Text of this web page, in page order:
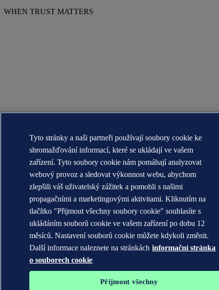
WHEN TRUST MATTERS
Tyto stránky a naši partneři používají soubory cookie ke
shromažďování informací, které se ukládají ve vašem
zařízení. Tyto soubory cookie nám pomáhají analyzovat
webový provoz a sledovat výkonnost webu, abychom
zlepšili váš uživatelský zážitek a pomohli s našimi
propagačními a marketingovými aktivitami. Kliknutím na
tlačítko "Přijmout všechny soubory cookie" souhlasíte s
ukládáním souborů cookie ve vašem zařízení po dobu 12
měsíců. Nastavení souborů cookie můžete kdykoli změnit.
Další informace naleznete na stránkách informační stránka
o souborech cookie
Přijmout všechny